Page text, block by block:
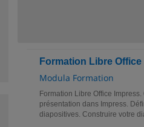
Formation Libre
Modula Formation
Formation Libre Office
présentation dans Impress.
diapositives. Construire votre